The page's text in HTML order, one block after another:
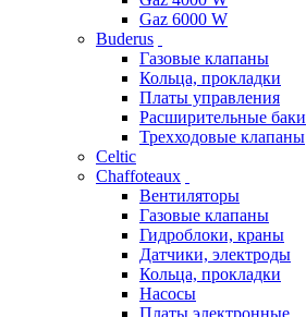
Gaz 6000 W
Buderus
Газовые клапаны
Кольца, прокладки
Платы управления
Расширительные баки
Трехходовые клапаны
Celtic
Chaffoteaux
Вентиляторы
Газовые клапаны
Гидроблоки, краны
Датчики, электроды
Кольца, прокладки
Насосы